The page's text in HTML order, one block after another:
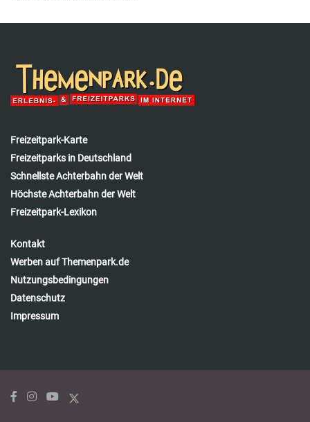
Freizeitpark-Karte
Freizeitparks in Deutschland
Schnellste Achterbahn der Welt
Höchste Achterbahn der Welt
Freizeitpark-Lexikon
Kontakt
Werben auf Themenpark.de
Nutzungsbedingungen
Datenschutz
Impressum